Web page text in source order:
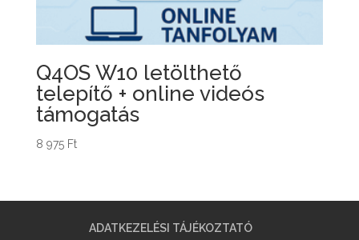
Q4OS W10 letölthető
telepítő + online videós
támogatás
8 975 Ft
ADATKEZELÉSI TÁJÉKOZTATÓ